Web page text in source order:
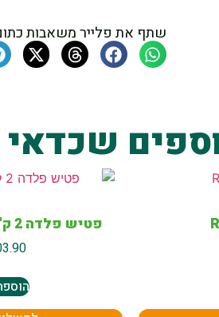
שתף את פלייר משאבות כתום אפור ״10
פטיש פלדה 2 ק"ג ידית פיברגלס